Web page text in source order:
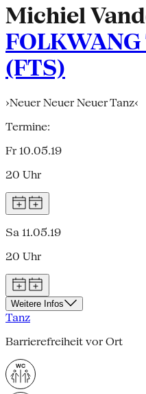
Michiel
(FTS)
›Neuer Neuer Neuer Tanz‹
Termine:
Fr 10.05.19
20 Uhr
Sa 11.05.19
20 Uhr
Weitere Infos
Tanz
Barrierefreiheit vor Ort